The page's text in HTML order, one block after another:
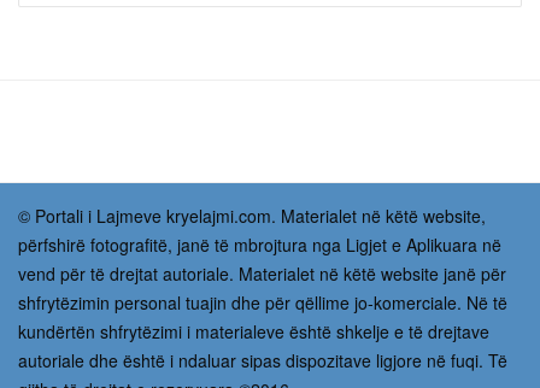
© Portali i Lajmeve kryelajmi.com. Materialet në këtë website,
përfshirë fotografitë, janë të mbrojtura nga Ligjet e Aplikuara në
vend për të drejtat autoriale. Materialet në këtë website janë për
shfrytëzimin personal tuajin dhe për qëllime jo-komerciale. Në të
kundërtën shfrytëzimi i materialeve është shkelje e të drejtave
autoriale dhe është i ndaluar sipas dispozitave ligjore në fuqi. Të